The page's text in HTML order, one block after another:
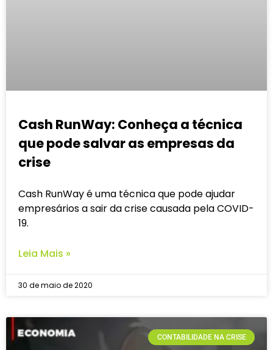
Cash RunWay: Conheça a técnica
que pode salvar as empresas da
crise
Cash RunWay é uma técnica que pode ajudar
empresários a sair da crise causada pela COVID-
19.
Leia Mais »
30 de maio de 2020
CONTABILIDADE NA CRISE